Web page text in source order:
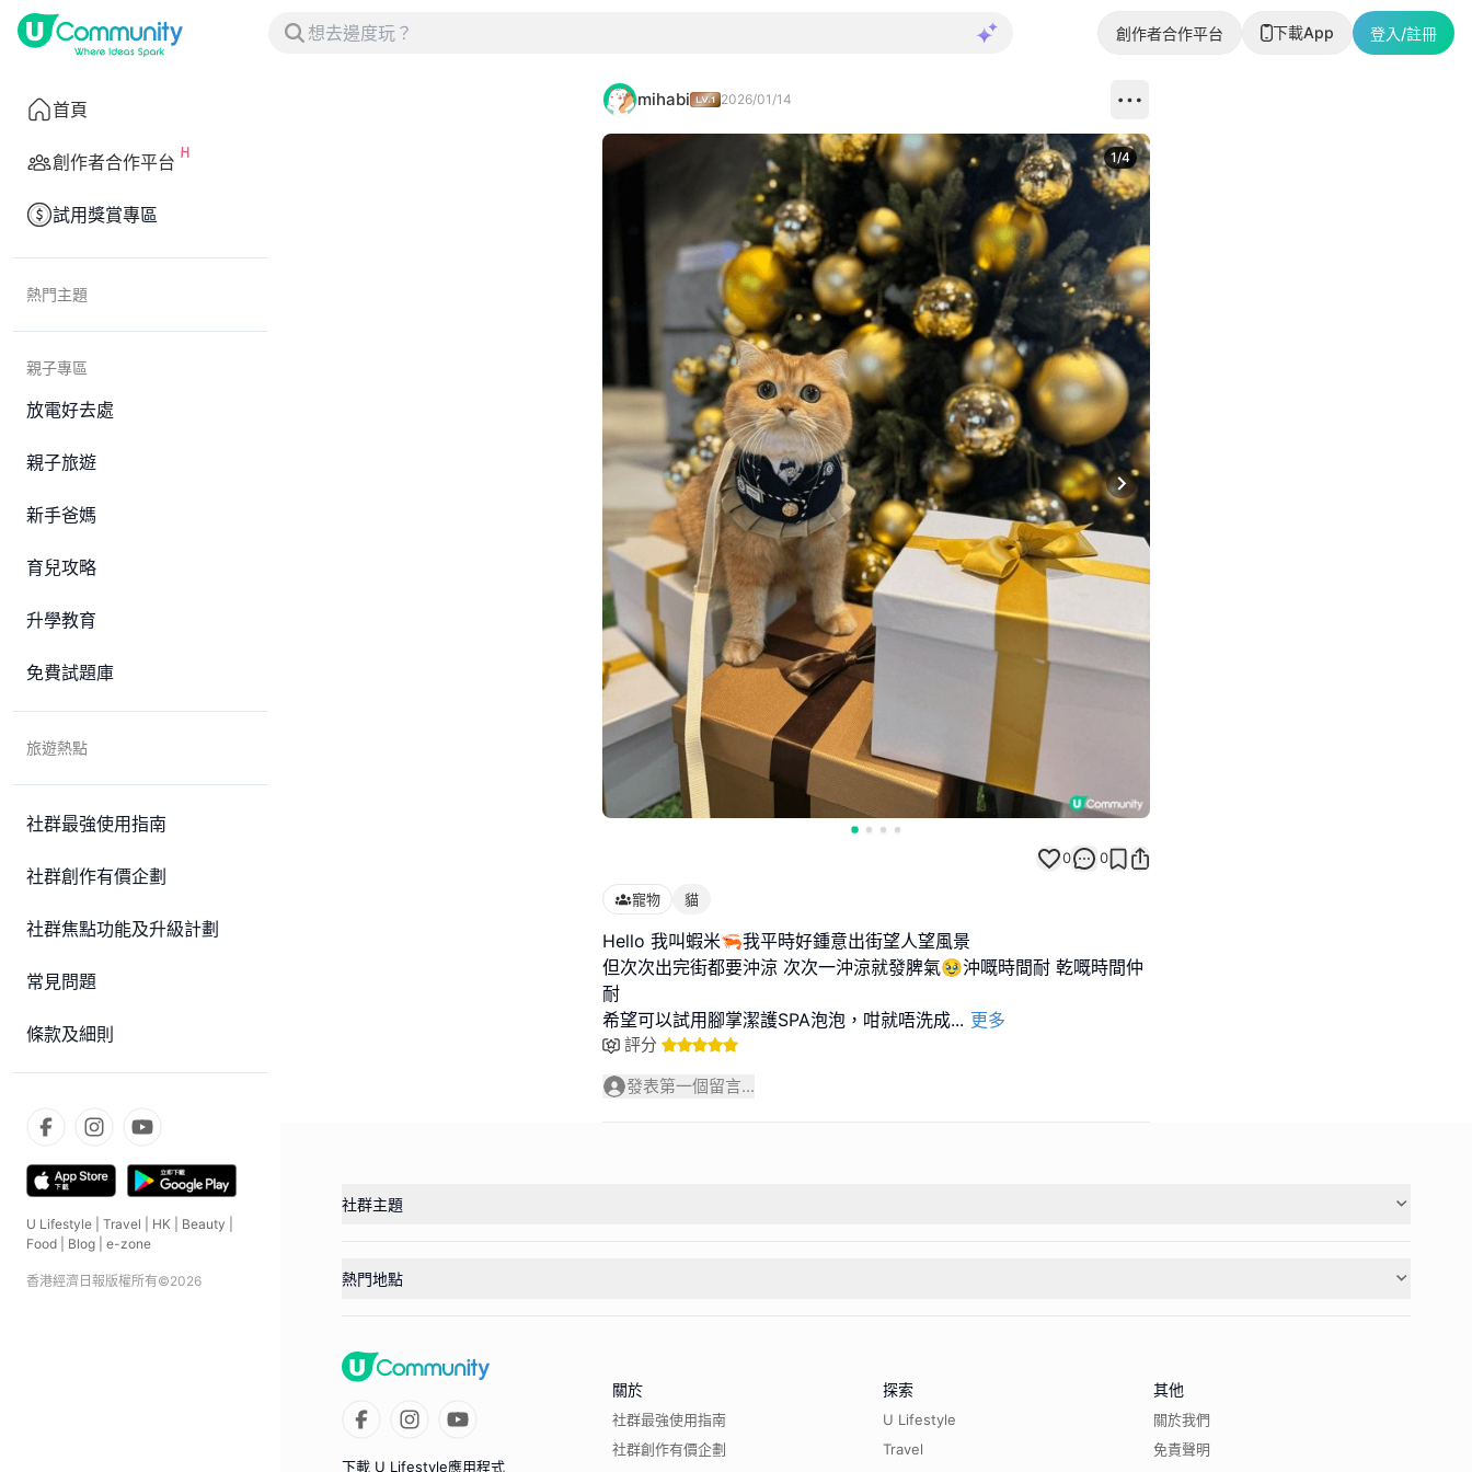
創作者合作平台 下載App 登入/註冊
首頁
創作者合作平台
試用獎賞專區
熱門主題
親子專區
放電好去處
親子旅遊
新手爸媽
育兒攻略
升學教育
免費試題庫
旅遊熱點
社群最強使用指南
社群創作有價企劃
社群焦點功能及升級計劃
常見問題
條款及細則
U Lifestyle Travel HK Beauty
Food
Blog e-zone
香港經濟日報版權所有©2026
mihabi 2026/01/14
Next slide
1/4
0 0
寵物 貓
Hello 我叫蝦米🦐我平時好鍾意出街望人望風景
但次次出完街都要沖涼 次次一沖涼就發脾氣🥹沖嘅時間耐 乾嘅時間仲
耐
希望可以試用腳掌潔護SPA泡泡，咁就唔洗成... 更多
評分
發表第一個留言...
社群主題
熱門地點
下載 U Lifestyle應用程式
關於
社群最強使用指南
社群創作有價企劃
探索
U Lifestyle
Travel
其他
關於我們
免責聲明